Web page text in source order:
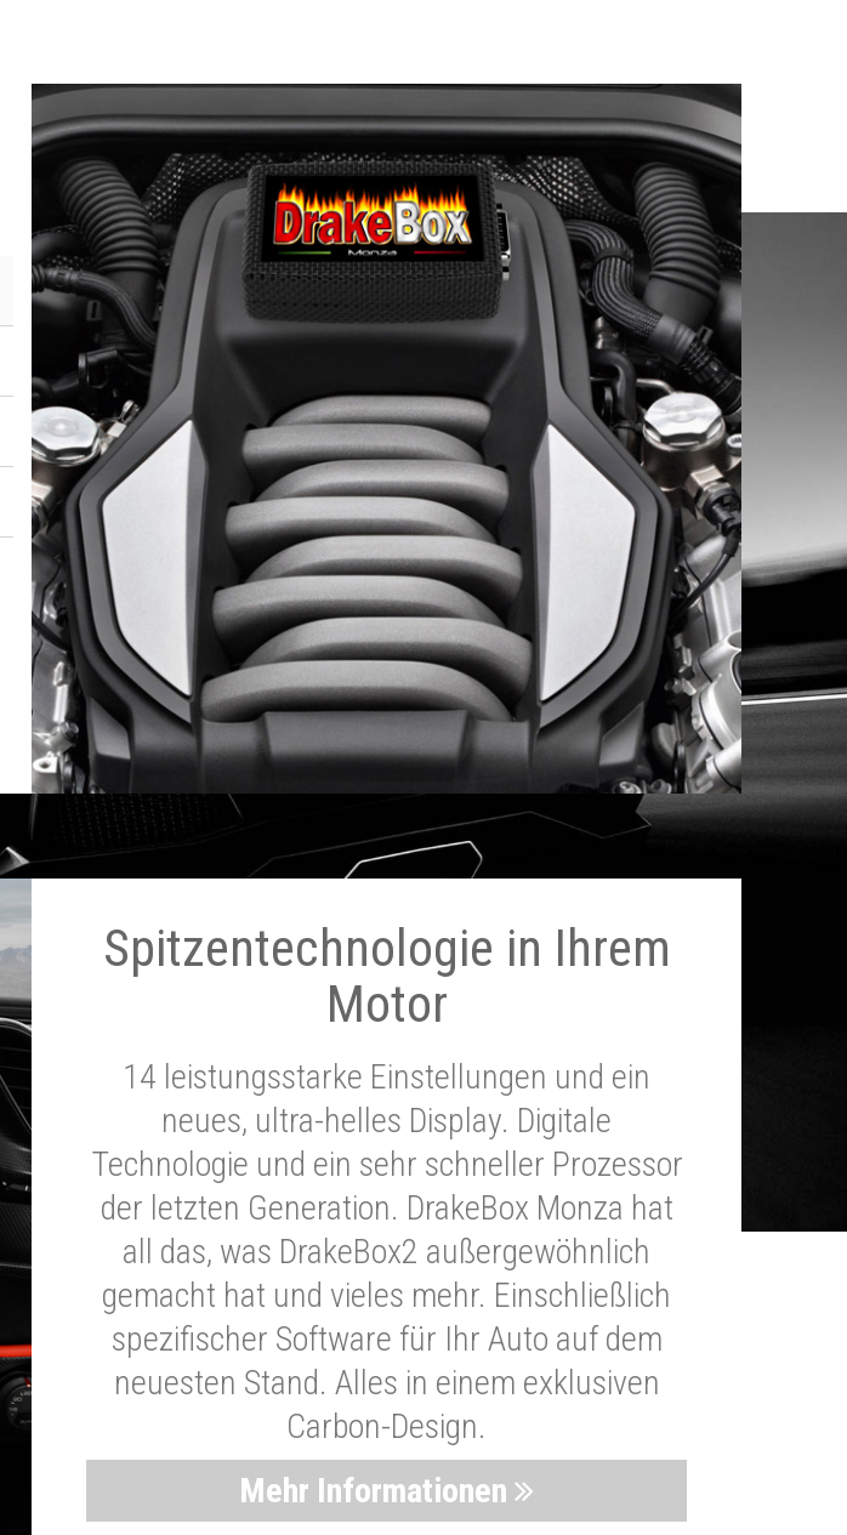
Spitzentechnologie in Ihrem
Motor
14 leistungsstarke Einstellungen und ein
neues, ultra-helles Display. Digitale
Technologie und ein sehr schneller Prozessor
der letzten Generation. DrakeBox Monza hat
all das, was DrakeBox2 außergewöhnlich
gemacht hat und vieles mehr. Einschließlich
spezifischer Software für Ihr Auto auf dem
neuesten Stand. Alles in einem exklusiven
Carbon-Design.
Mehr Informationen